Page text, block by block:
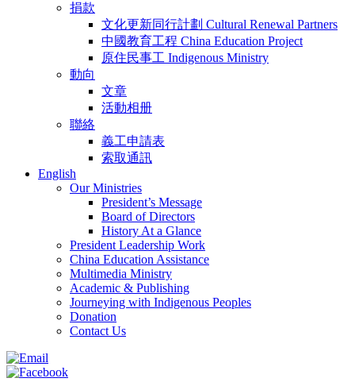
捐款
文化更新同行計劃 Cultural Renewal Partners
中國教育工程 China Education Project
原住民事工 Indigenous Ministry
動向
文章
活動相册
聯絡
義工申請表
索取通訊
English
Our Ministries
President’s Message
Board of Directors
History At a Glance
President Leadership Work
China Education Assistance
Multimedia Ministry
Academic & Publishing
Journeying with Indigenous Peoples
Donation
Contact Us